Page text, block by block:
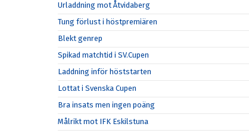
Urladdning mot Åtvidaberg
Tung förlust i höstpremiären
Blekt genrep
Spikad matchtid i SV.Cupen
Laddning inför höststarten
Lottat i Svenska Cupen
Bra insats men ingen poäng
Målrikt mot IFK Eskilstuna